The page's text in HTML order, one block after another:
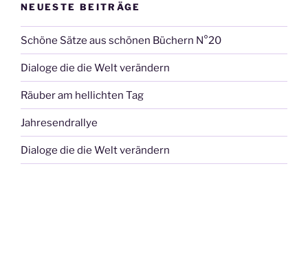
NEUESTE BEITRÄGE
Schöne Sätze aus schönen Büchern N°20
Dialoge die die Welt verändern
Räuber am hellichten Tag
Jahresendrallye
Dialoge die die Welt verändern